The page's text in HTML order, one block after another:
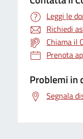
Leggi le
Richiedi
Chiama il
Prenota
Problemi in
Segnala